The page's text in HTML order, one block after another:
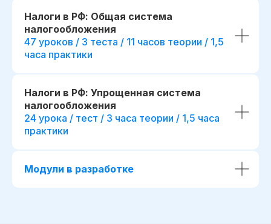
Налоги в РФ: Общая система
налогообложения
47 уроков / 3 теста / 11 часов теории / 1,5
часа практики
Налоги в РФ: Упрощенная система
налогообложения
24 урока / тест / 3 часа теории / 1,5 часа
практики
Модули в разработке
Отправить заявку
и контроля показателей
Возможность делегировать
аналитику внутри команды, без
привлечения внешних
консультантов
прогнозирования и сценарного
анализа
карьерном
на позицию
в финансах